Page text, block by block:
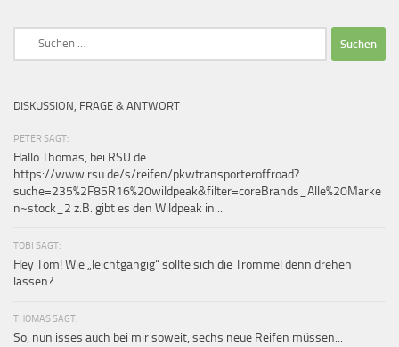
Suchen
nach:
DISKUSSION, FRAGE & ANTWORT
PETER SAGT:
Hallo Thomas, bei RSU.de
https://www.rsu.de/s/reifen/pkwtransporteroffroad?
suche=235%2F85R16%20wildpeak&filter=coreBrands_Alle%20Marke
n~stock_2 z.B. gibt es den Wildpeak in...
TOBI SAGT:
Hey Tom! Wie „leichtgängig“ sollte sich die Trommel denn drehen
lassen?...
THOMAS SAGT:
So, nun isses auch bei mir soweit, sechs neue Reifen müssen...